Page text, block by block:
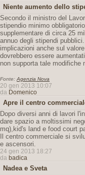
Niente aumento dello
Secondo il ministro del
stipendio minimo
supplementare di circa 25
annuo degli stipendi
implicazioni anche sul
dovrebbero essere
non supporta tale modifiche
Fonte: Agenzia Nova
20 gen 2013 10:07
da Domenico
Apre il centro
Dopo diversi anni di lavori
dare spazio a moltissimi
mq),kid's land e food court
Il centro commerciale si
e ascensori.
24 gen 2013 18:27
da badica
Nadea e Sveta